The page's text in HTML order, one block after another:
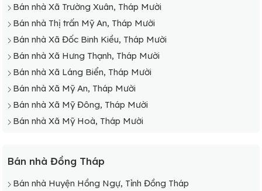
Bán nhà Xã Trường Xuân, Tháp Mười
Bán nhà Thị trấn Mỹ An, Tháp Mười
Bán nhà Xã Đốc Binh Kiều, Tháp Mười
Bán nhà Xã Hưng Thạnh, Tháp Mười
Bán nhà Xã Láng Biển, Tháp Mười
Bán nhà Xã Mỹ An, Tháp Mười
Bán nhà Xã Mỹ Đông, Tháp Mười
Bán nhà Xã Mỹ Hoà, Tháp Mười
Bán nhà Đồng Tháp
Bán nhà Huyện Hồng Ngự, Tỉnh Đồng Tháp